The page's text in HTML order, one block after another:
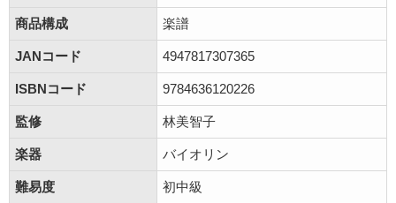
商品構成 楽譜
JANコード 4947817307365
ISBNコード 9784636120226
監修 林美智子
楽器 バイオリン
難易度 初中級